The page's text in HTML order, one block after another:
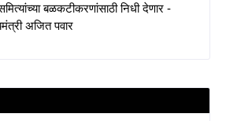
बळकटीकरणांसाठी निधी देणार -
अजित पवार